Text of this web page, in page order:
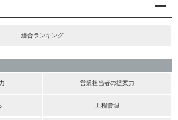
総合ランキング
営業担当者の提案力
工程管理